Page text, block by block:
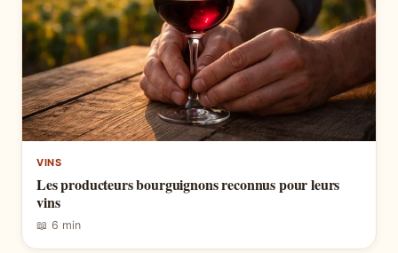
VINS
Les producteurs bourguignons reconnus pour leurs
vins
📖 6 min